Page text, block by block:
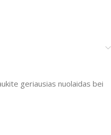
geriausias nuolaidas bei